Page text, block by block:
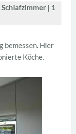
| 1
bemessen. Hier
Köche.